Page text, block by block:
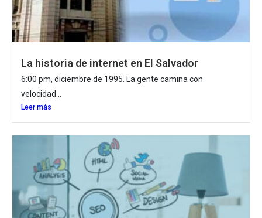
La historia de internet en El Salvador
6:00 pm, diciembre de 1995. La gente camina con
velocidad...
Leer más